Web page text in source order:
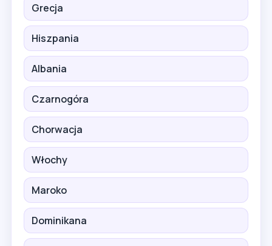
Grecja
Hiszpania
Albania
Czarnogóra
Chorwacja
Włochy
Maroko
Dominikana